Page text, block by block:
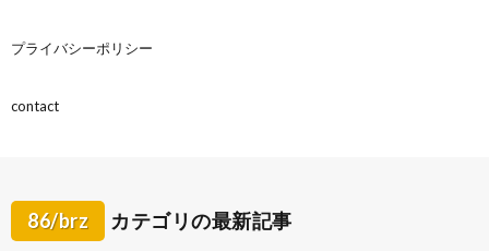
プライバシーポリシー
contact
86/brz カテゴリの最新記事